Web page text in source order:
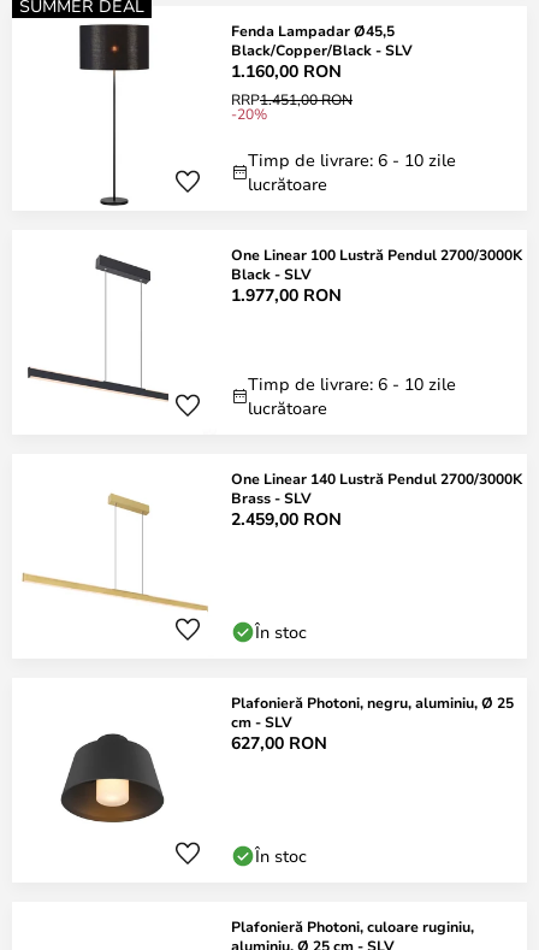
SUMMER DEAL
Fenda Lampadar Ø45,5
Black/Copper/Black - SLV
1.160,00 RON
RRP1.451,00 RON
-20%
Timp de livrare: 6 - 10 zile
lucrătoare
One Linear 100 Lustră Pendul 2700/3000K
Black - SLV
1.977,00 RON
Timp de livrare: 6 - 10 zile
lucrătoare
One Linear 140 Lustră Pendul 2700/3000K
Brass - SLV
2.459,00 RON
În stoc
Plafonieră Photoni, negru, aluminiu, Ø 25
cm - SLV
627,00 RON
În stoc
Plafonieră Photoni, culoare ruginiu,
aluminiu, Ø 25 cm - SLV